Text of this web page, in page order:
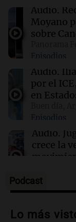
07:26 Mundo
las
07:18 Buen
La
Audio.
Moyano
sobre
Episodios
Audio.
por el
en
Episodios
Audio.
crece la
Episodios
qué
Podcast
Lo más